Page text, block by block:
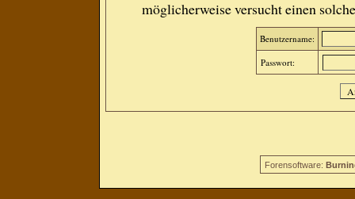
möglicherweise versucht einen
Benutzername:
Passwort:
Forensoftware: